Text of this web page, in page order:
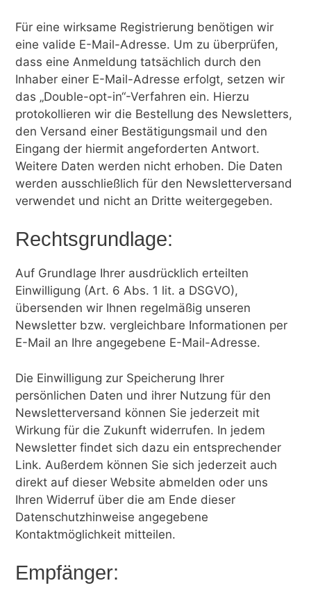
Für eine wirksame Registrierung benötigen wir
eine valide E-Mail-Adresse. Um zu überprüfen,
dass eine Anmeldung tatsächlich durch den
Inhaber einer E-Mail-Adresse erfolgt, setzen wir
das „Double-opt-in“-Verfahren ein. Hierzu
protokollieren wir die Bestellung des Newsletters,
den Versand einer Bestätigungsmail und den
Eingang der hiermit angeforderten Antwort.
Weitere Daten werden nicht erhoben. Die Daten
werden ausschließlich für den Newsletterversand
verwendet und nicht an Dritte weitergegeben.
Rechtsgrundlage:
Auf Grundlage Ihrer ausdrücklich erteilten
Einwilligung (Art. 6 Abs. 1 lit. a DSGVO),
übersenden wir Ihnen regelmäßig unseren
Newsletter bzw. vergleichbare Informationen per
E-Mail an Ihre angegebene E-Mail-Adresse.
Die Einwilligung zur Speicherung Ihrer
persönlichen Daten und ihrer Nutzung für den
Newsletterversand können Sie jederzeit mit
Wirkung für die Zukunft widerrufen. In jedem
Newsletter findet sich dazu ein entsprechender
Link. Außerdem können Sie sich jederzeit auch
direkt auf dieser Website abmelden oder uns
Ihren Widerruf über die am Ende dieser
Datenschutzhinweise angegebene
Kontaktmöglichkeit mitteilen.
Empfänger: